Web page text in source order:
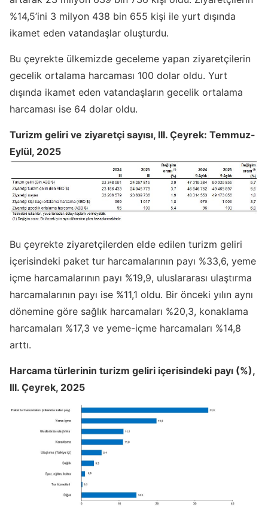
%14,5’ini 3 milyon 438 bin 655 kişi ile yurt dışında
ikamet eden vatandaşlar oluşturdu.
Bu çeyrekte ülkemizde geceleme yapan ziyaretçilerin
gecelik ortalama harcaması 100 dolar oldu. Yurt
dışında ikamet eden vatandaşların gecelik ortalama
harcaması ise 64 dolar oldu.
Turizm geliri ve ziyaretçi sayısı, III. Çeyrek: Temmuz-
Eylül, 2025
Bu çeyrekte ziyaretçilerden elde edilen turizm geliri
içerisindeki paket tur harcamalarının payı %33,6, yeme
içme harcamalarının payı %19,9, uluslararası ulaştırma
harcamalarının payı ise %11,1 oldu. Bir önceki yılın aynı
dönemine göre sağlık harcamaları %20,3, konaklama
harcamaları %17,3 ve yeme-içme harcamaları %14,8
arttı.
Harcama türlerinin turizm geliri içerisindeki payı (%),
III. Çeyrek, 2025